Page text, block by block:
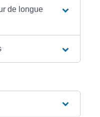
de longue